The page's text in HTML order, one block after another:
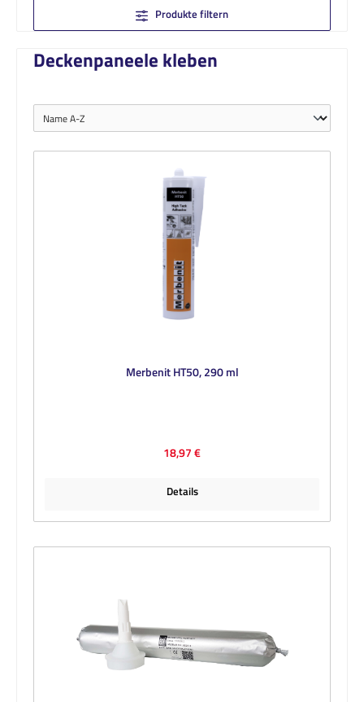
Produkte filtern
Deckenpaneele kleben
Merbenit HT50, 290 ml
Regulärer Preis:
18,97 €
Details